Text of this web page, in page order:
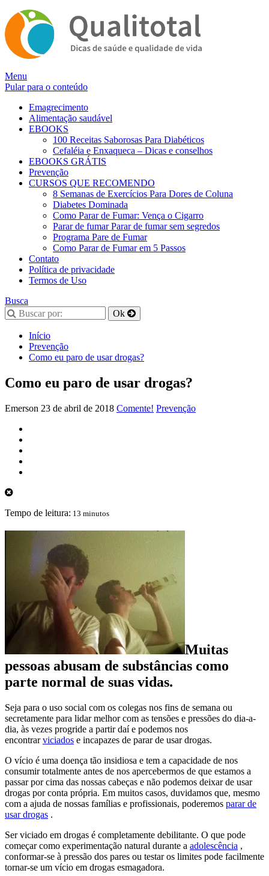
Alternar
navegação
Menu
Pular para o conteúdo
Emagrecimento
Alimentação saudável
EBOOKS
100 Receitas Saborosas Para Diabéticos
Cefaléia e Enxaqueca – Dicas e conselhos
EBOOKS GRÁTIS
Prevenção
CURSOS QUE RECOMENDO
8 Semanas de Exercícios Para Dores de Coluna
Diabetes Dominada
Como Parar de Fumar: Vença o Cigarro
Parar de fumar Parar de fumar sem segredos
Programa Pare de Fumar
Como Parar de Fumar em 5 Passos
Contato
Política de privacidade
Termos de Uso
Busca
Início
Prevenção
Como eu paro de usar drogas?
Como eu paro de usar drogas?
Emerson 23 de abril de 2018 Comente! Prevenção
Tempo de leitura: 13 minutos
Muitas
pessoas abusam de substâncias como
parte normal de suas vidas.
Seja para o uso social com os colegas nos fins de semana ou
secretamente para lidar melhor com as tensões e pressões do dia-a-
dia, às vezes progride a partir daí e podemos nos
encontrarviciados e incapazes de parar de usar drogas.
O vício é uma doença tão insidiosa e tem a capacidade de nos
consumir totalmente antes de nos apercebermos de que estamos a
passar por cima das nossas cabeças e não podemos deixar de usar
drogas por conta própria. Em muitos casos, duvidamos que, mesmo
com a ajuda de nossas famílias e profissionais, poderemos parar de
usar drogas .
Ser viciado em drogas é completamente debilitante. O que pode
começar como experimentação natural durante a adolescência ,
conformar-se à pressão dos pares ou testar os limites pode facilmente
tornar-se um vício em drogas esmagadora.